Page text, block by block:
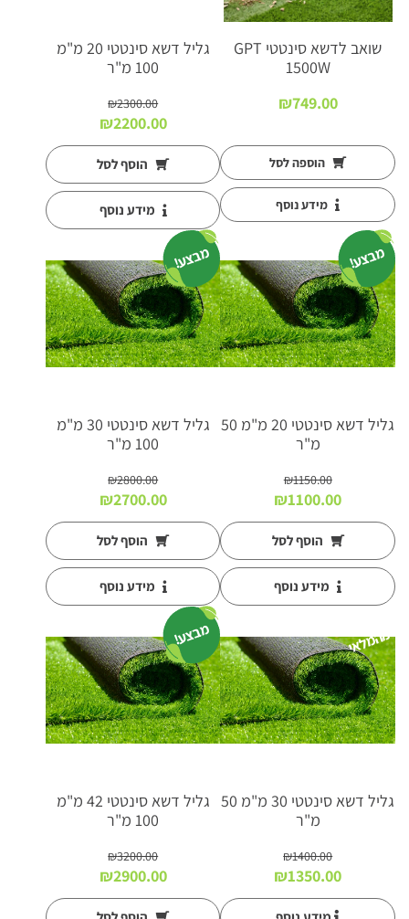
שואב לדשא סינטטי GPT
1500W
₪749.00
הוספה לסל
מידע נוסף
גליל דשא סינטטי 20 מ"מ
100 מ"ר
₪2300.00
המחיר
המקורי
היה:
₪2300.00.
₪2200.00
הנוכחי
הוא:
₪2200.00.
הוסף לסל
מידע נוסף
מבצע!
גליל דשא סינטטי 20 מ"מ 50
מ"ר
₪1150.00
המחיר
המקורי
היה:
₪1150.00.
₪1100.00
המחיר
הנוכחי
הוא:
₪1100.00.
הוסף לסל
מידע נוסף
מבצע!
גליל דשא סינטטי 30 מ"מ
100 מ"ר
₪2800.00
המחיר
המקורי
היה:
₪2800.00.
₪2700.00
הנוכחי
הוא:
₪2700.00.
הוסף לסל
מידע נוסף
מ
י
גליל דשא סינטטי 30 מ"מ 50
מ"ר
₪1400.00
המחיר
המקורי
₪1350.00
המחיר
הנוכחי
מבצע!
גליל דשא סינטטי 42 מ"מ
100 מ"ר
₪3200.00
המחיר
המקורי
₪2900.00
הנוכחי